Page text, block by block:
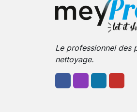
Le professionnel des
nettoyage.